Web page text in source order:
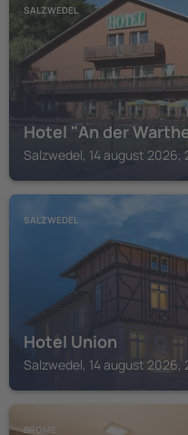
SALZWEDEL
Hotel "An der
Salzwedel, 14 august 2026,
SALZWEDEL
Hotel Union
Salzwedel, 14 august 2026,
BROME